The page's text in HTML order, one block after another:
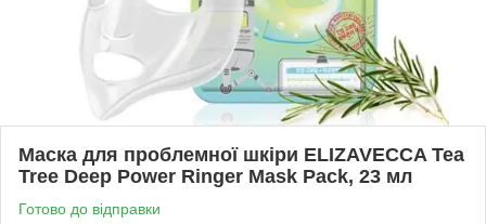
Маска для проблемної шкіри ELIZAVECCA Tea
Tree Deep Power Ringer Mask Pack, 23 мл
Готово до відправки